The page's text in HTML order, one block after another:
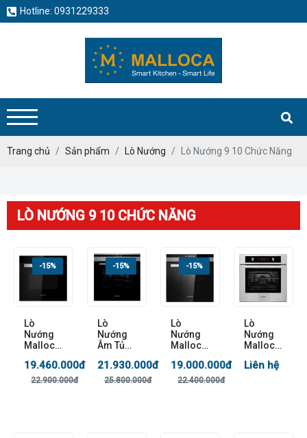
Hotline: 0931229333
Trang chủ Sản phẩm Lò Nướng Lò Nướng 9 10 Chức Năng
LÒ NƯỚNG 9 10 CHỨC NĂNG
Lò
Nướng
Malloca
659TC
19.460.000đ
22.900.000đ
-15%
Lò
Nướng
Âm Tủ
MOV-72
PYRO
21.930.000đ
25.800.000đ
-15%
Lò
Nướng
Malloca
659S
19.000.000đ
22.400.000đ
-15%
Lò
Nướng
Malloca
659I
Liên hệ